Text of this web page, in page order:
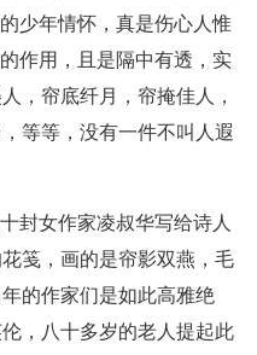
少年情怀，真是伤心人惟
作用，且是隔中有透，实
，帘底纤月，帘掩佳人，
等等，没有一件不叫人遐
封女作家凌叔华写给诗人
笺，画的是帘影双燕，毛
的作家们是如此高雅绝
，八十多岁的老人提起此